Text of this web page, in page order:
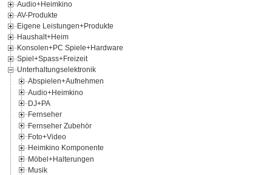
Audio+Heimkino
AV-Produkte
Eigene Leistungen+Produkte
Haushalt+Heim
Konsolen+PC Spiele+Hardware
Spiel+Spass+Freizeit
Unterhaltungselektronik
Abspielen+Aufnehmen
Audio+Heimkino
DJ+PA
Fernseher
Fernseher Zubehör
Foto+Video
Heimkino Komponente
Möbel+Halterungen
Musik